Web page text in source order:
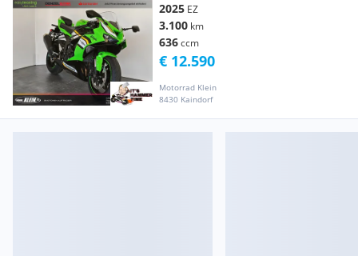
2025 EZ
3.100 km
636ccm
Motorrad Klein
8430 Kaindorf
€ 12.590